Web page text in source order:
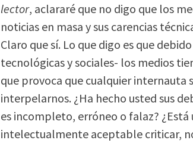
lector, aclararé que no digo que los
noticias en masa y sus carencias
Claro que sí. Lo que digo es que
tecnológicas y sociales- los medios
que provoca que cualquier
interpelarnos. ¿Ha hecho usted sus
es incompleto, erróneo o falaz? ¿Está
intelectualmente aceptable criticar,